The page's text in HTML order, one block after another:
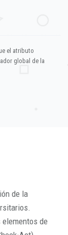
el atributo
global de la
de la
de